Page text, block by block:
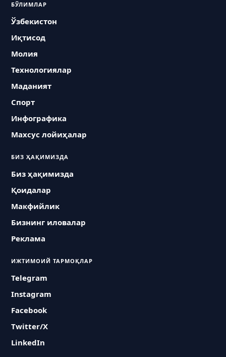
БЎЛИМЛАР
Ўзбекистон
Иқтисод
Молия
Технологиялар
Маданият
Спорт
Инфографика
Махсус лойиҳалар
БИЗ ҲАҚИМИЗДА
Биз ҳақимизда
Қоидалар
Макфийлик
Бизнинг иловалар
Реклама
ИЖТИМОИЙ ТАРМОҚЛАР
Telegram
Instagram
Facebook
Twitter/X
LinkedIn